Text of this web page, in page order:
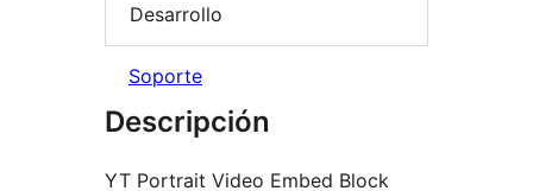
Desarrollo
Soporte
Descripción
YT Portrait Video Embed Block